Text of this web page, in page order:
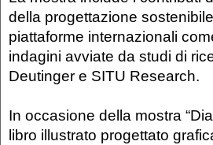
della progettazione
piattaforme internazionali
indagini avviate da studi di
Deutinger e SITU Research.
In occasione della mostra
libro illustrato progettato